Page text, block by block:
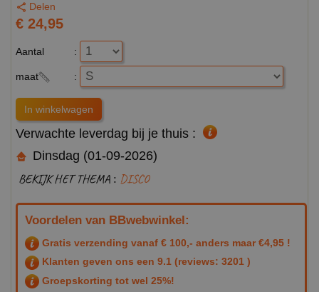
Delen
€ 24,95
Aantal :
maat :
Verwachte leverdag bij je thuis :
Dinsdag (01-09-2026)
BEKIJK HET THEMA : DISCO
Voordelen van BBwebwinkel:
Gratis verzending vanaf € 100,- anders maar €4,95 !
Klanten geven ons een 9.1 (reviews: 3201 )
Groepskorting tot wel 25%!